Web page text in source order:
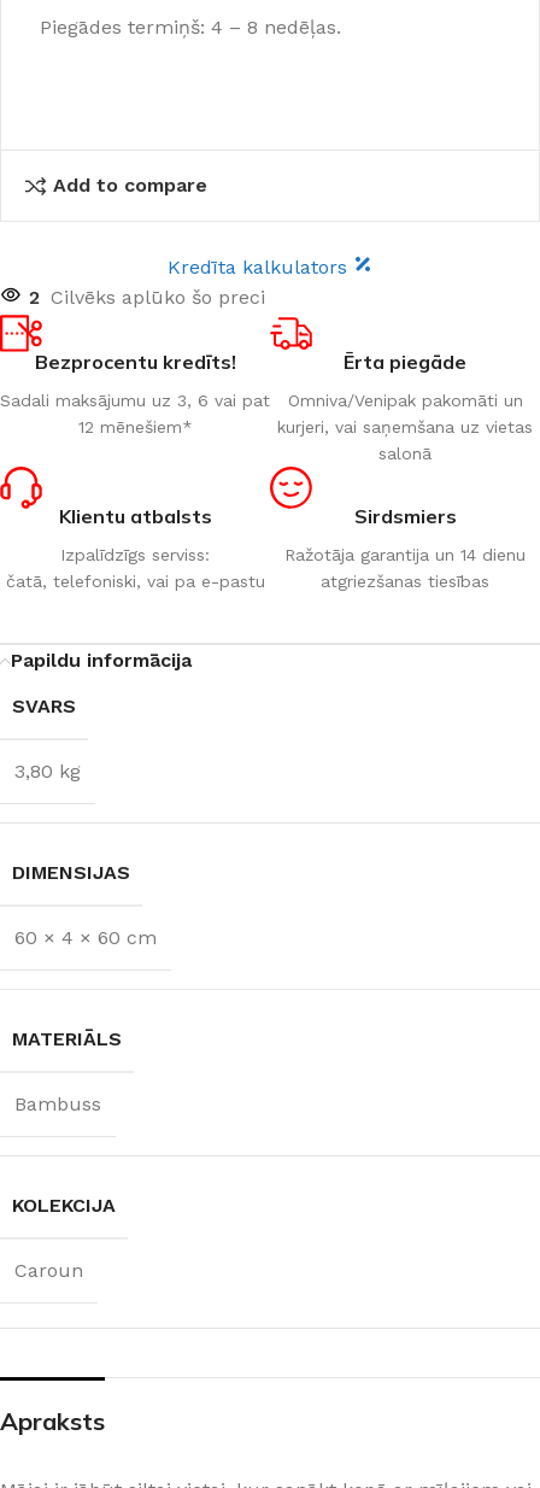
Piegādes termiņš: 4 – 8 nedēļas.
Add to compare
Kredīta kalkulators
2 Cilvēks aplūko šo preci
Bezprocentu kredīts!
Sadali maksājumu uz 3, 6 vai pat
12 mēnešiem*
Ērta piegāde
Omniva/Venipak pakomāti un
kurjeri, vai saņemšana uz vietas
salonā
Klientu atbalsts
Izpalīdzīgs serviss:
čatā, telefoniski, vai pa e-pastu
Sirdsmiers
Ražotāja garantija un 14 dienu
atgriezšanas tiesības
Papildu informācija
SVARS
3,80 kg
DIMENSIJAS
60 × 4 × 60 cm
MATERIĀLS
Bambuss
KOLEKCIJA
Caroun
Apraksts